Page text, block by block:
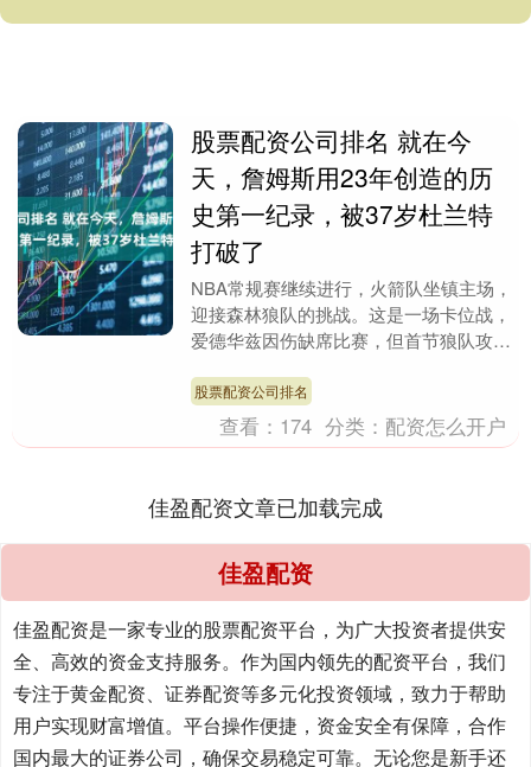
股票配资公司排名 就在今
天，詹姆斯用23年创造的历
史第一纪录，被37岁杜兰特
打破了
NBA常规赛继续进行，火箭队坐镇主场，
迎接森林狼队的挑战。这是一场卡位战，
爱德华兹因伤缺席比赛，但首节狼队攻下
火箭队。下半....
股票配资公司排名
查看： 174 分类： 配资怎么开户
佳盈配资文章已加载完成
佳盈配资
佳盈配资是一家专业的股票配资平台，为广大投资者提供安
全、高效的资金支持服务。作为国内领先的配资平台，我们
专注于黄金配资、证券配资等多元化投资领域，致力于帮助
用户实现财富增值。平台操作便捷，资金安全有保障，合作
国内最大的证券公司，确保交易稳定可靠。无论您是新手还